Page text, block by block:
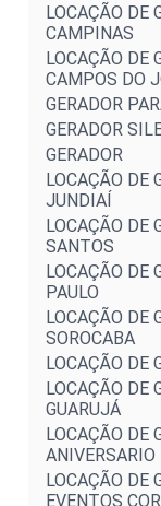
LOCAÇÃO DE
CAMPINAS
LOCAÇÃO DE
CAMPOS DO
GERADOR
GERADOR
GERADOR
LOCAÇÃO DE
JUNDIAÍ
LOCAÇÃO DE
SANTOS
LOCAÇÃO DE
PAULO
LOCAÇÃO DE
SOROCABA
LOCAÇÃO DE
LOCAÇÃO DE
GUARUJÁ
LOCAÇÃO DE
ANIVERSARIO
LOCAÇÃO DE
EVENTOS